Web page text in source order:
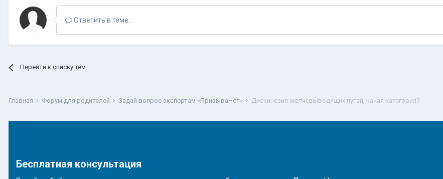
Ответить в теме...
Перейти к списку тем
Главная Форум для родителей Задай вопрос экспертам «ПризываНет» Дискинезия желчевыводящих путей, какая категория?
Бесплатная консультация